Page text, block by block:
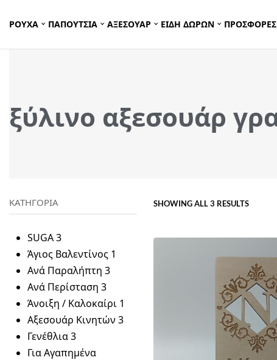
ΡΟΥΧΑ ΠΑΠΟΥΤΣΙΑ ΑΞΕΣΟΥΑΡ ΕΙΔΗ ΔΩΡΩΝ ΠΡΟΣΦΟΡΕΣ
ξύλινο αξεσουάρ
ΚΑΤΗΓΟΡΙΑ
SUGA3
Άγιος Βαλεντίνος 1
Ανά Παραλήπτη 3
Ανά Περίσταση 3
Άνοιξη / Καλοκαίρι 1
Αξεσουάρ Κινητών 3
Γενέθλια3
Για Αγαπημένα
SHOWING ALL 3 RESULTS